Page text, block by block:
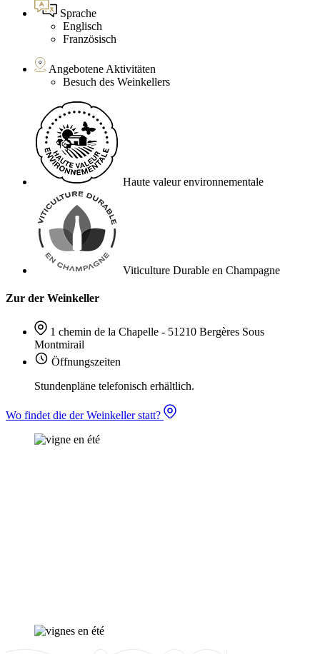
Sprache
Englisch
Französisch
Angebotene Aktivitäten
Besuch des Weinkellers
Haute valeur environnementale
Viticulture Durable en Champagne
Zur der Weinkeller
1 chemin de la Chapelle - 51210 Bergères Sous
Montmirail
Öffnungszeiten
Stundenpläne telefonisch erhältlich.
Wo findet die der Weinkeller statt?